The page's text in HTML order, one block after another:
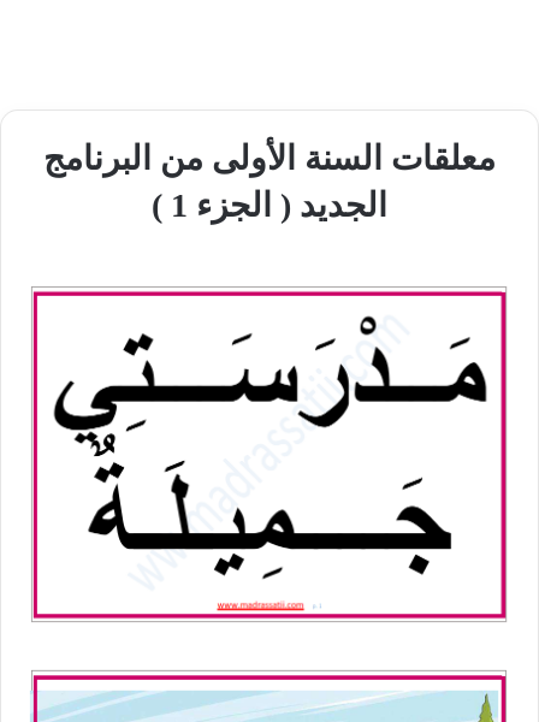
معلقات السنة الأولى من البرنامج
الجديد ( الجزء 1 )